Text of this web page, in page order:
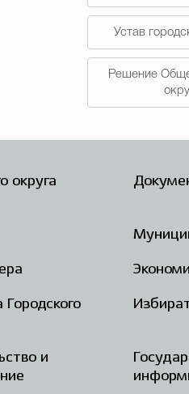
Устав
Решение
округа
и